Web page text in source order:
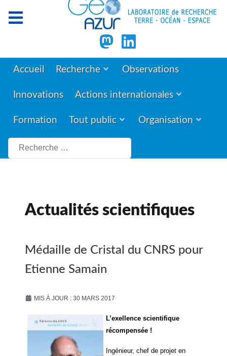
Accueil Recherche Observations
Innovations Actions internationales
Formation Tout public Organisation
Rechercher
Actualités scientifiques
Médaille de Cristal du CNRS pour
Etienne Samain
MIS À JOUR : 30 MARS 2017
L’exellence scientifique
récompensée !
Ingénieur, chef de projet en